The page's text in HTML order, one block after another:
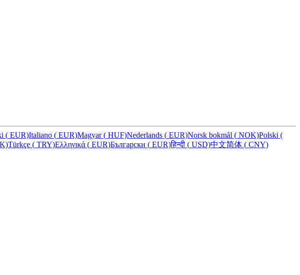
( EUR)Italiano ( EUR)Magyar( HUF)Nederlands ( EUR)Norsk bokmål ( NOK)Polski (
Türkçe ( TRY)Ελληνικά ( EUR)Български ( EUR)हिन्दी ( USD)中文简体 ( CNY)